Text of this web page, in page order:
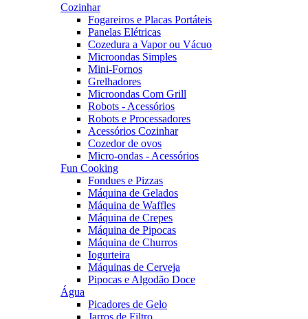
Cozinhar
Fogareiros e Placas Portáteis
Panelas Elétricas
Cozedura a Vapor ou Vácuo
Microondas Simples
Mini-Fornos
Grelhadores
Microondas Com Grill
Robots - Acessórios
Robots e Processadores
Acessórios Cozinhar
Cozedor de ovos
Micro-ondas - Acessórios
Fun Cooking
Fondues e Pizzas
Máquina de Gelados
Máquina de Waffles
Máquina de Crepes
Máquina de Pipocas
Máquina de Churros
Iogurteira
Máquinas de Cerveja
Pipocas e Algodão Doce
Água
Picadores de Gelo
Jarros de Filtro